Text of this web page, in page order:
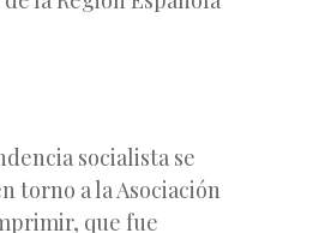
socialista se
torno a la Asociación
que fue